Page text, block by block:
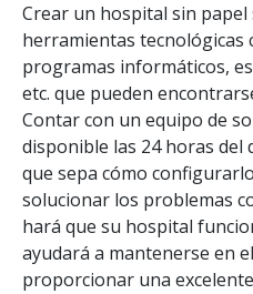
Crear un hospital sin
herramientas tecnológicas
programas informáticos,
etc. que pueden
Contar con un equipo de
disponible las 24 horas del
que sepa cómo
solucionar los problemas
hará que su hospital
ayudará a mantenerse en
proporcionar una